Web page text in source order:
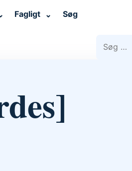
Fagligt ⌄ Søg